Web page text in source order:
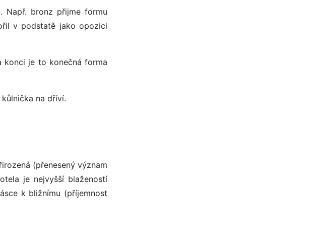
bronz přijme formu
v podstatě jako opozici
je to konečná forma
na dříví.
(přenesený význam
je nejvyšší blažeností
k bližnímu (příjemnost